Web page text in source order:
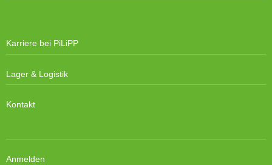
Karriere bei PiLiPP
Lager & Logistik
Kontakt
Anmelden